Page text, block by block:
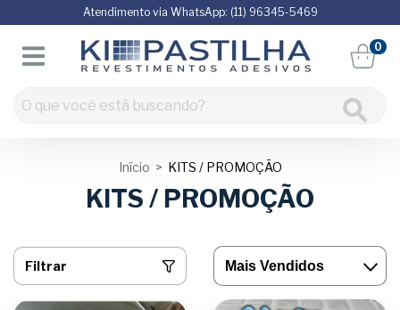
Atendimento via WhatsApp: (11) 96345-5469
0
Início > KITS / PROMOÇÃO
KITS / PROMOÇÃO
Filtrar